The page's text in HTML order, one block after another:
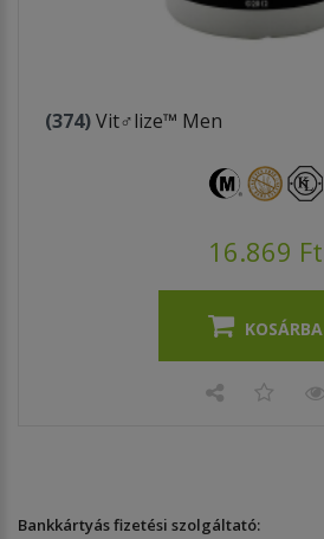
(374)Vit♂lize™ Men
16.869 Ft
KOSÁRBA
Bankkártyás fizetési szolgáltató: